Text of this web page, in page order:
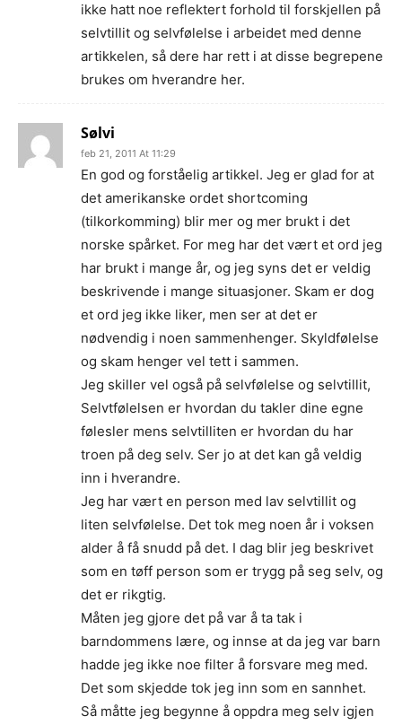
ikke hatt noe reflektert forhold til forskjellen på
selvtillit og selvfølelse i arbeidet med denne
artikkelen, så dere har rett i at disse begrepene
brukes om hverandre her.
Sølvi
feb 21, 2011 At 11:29
En god og forståelig artikkel. Jeg er glad for at
det amerikanske ordet shortcoming
(tilkorkomming) blir mer og mer brukt i det
norske spårket. For meg har det vært et ord jeg
har brukt i mange år, og jeg syns det er veldig
beskrivende i mange situasjoner. Skam er dog
et ord jeg ikke liker, men ser at det er
nødvendig i noen sammenhenger. Skyldfølelse
og skam henger vel tett i sammen.
Jeg skiller vel også på selvfølelse og selvtillit,
Selvtfølelsen er hvordan du takler dine egne
følesler mens selvtilliten er hvordan du har
troen på deg selv. Ser jo at det kan gå veldig
inn i hverandre.
Jeg har vært en person med lav selvtillit og
liten selvfølelse. Det tok meg noen år i voksen
alder å få snudd på det. I dag blir jeg beskrivet
som en tøff person som er trygg på seg selv, og
det er rikgtig.
Måten jeg gjore det på var å ta tak i
barndommens lære, og innse at da jeg var barn
hadde jeg ikke noe filter å forsvare meg med.
Det som skjedde tok jeg inn som en sannhet.
Så måtte jeg begynne å oppdra meg selv igjen